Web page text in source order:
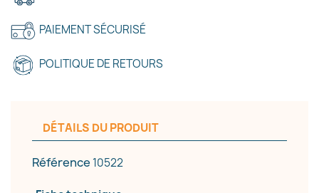
PAIEMENT SÉCURISÉ
POLITIQUE DE RETOURS
DÉTAILS DU PRODUIT
Référence 10522
Créer une liste d'envies
Nom de la liste d'envies
Annuler Créer une liste d'envies